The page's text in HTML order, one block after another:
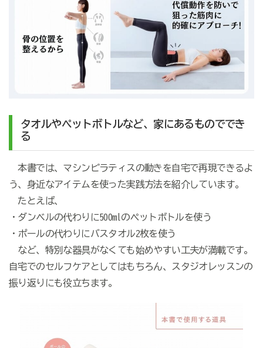
タオルやペットボトルなど、家にあるものででき
る
本書では、マシンピラティスの動きを自宅で再現できるよ
う、身近なアイテムを使った実践方法を紹介しています。
たとえば、
・ダンベルの代わりに500mlのペットボトルを使う
・ポールの代わりにバスタオル2枚を使う
など、特別な器具がなくても始めやすい工夫が満載です。
自宅でのセルフケアとしてはもちろん、スタジオレッスンの
振り返りにも役立ちます。